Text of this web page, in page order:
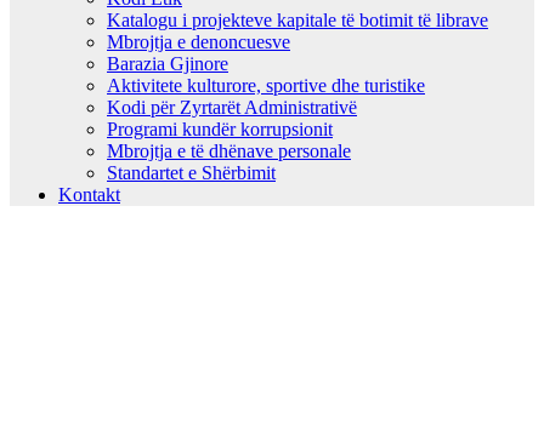
Katalogu i projekteve kapitale të botimit të librave
Mbrojtja e denoncuesve
Barazia Gjinore
Aktivitete kulturore, sportive dhe turistike
Kodi për Zyrtarët Administrativë
Programi kundër korrupsionit
Mbrojtja e të dhënave personale
Standartet e Shërbimit
Kontakt